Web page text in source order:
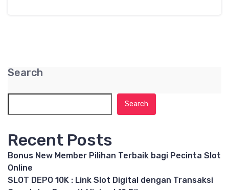
Search
Search
Recent Posts
Bonus New Member Pilihan Terbaik bagi Pecinta Slot
Online
SLOT DEPO 10K : Link Slot Digital dengan Transaksi